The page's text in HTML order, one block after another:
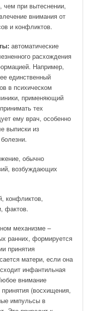
чем при вытеснении,
внимания от
и конфликтов.
автоматические
расхождения
Например,
единственный
в психическом
применяющий
тех
ему врач, особенно
выписки из
обычно
возбуждающих
конфликтов,
фактов.
механизме –
ранних, формируется
принятия
матери, если она
инфантильная
внимание
(восхищения,
импульсы в